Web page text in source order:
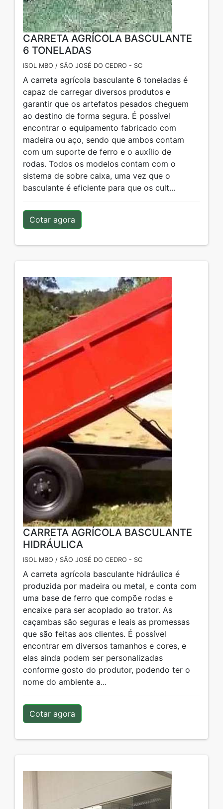
CARRETA AGRÍCOLA BASCULANTE
6 TONELADAS
ISOL MBO / SÃO JOSÉ DO CEDRO - SC
A carreta agrícola basculante 6 toneladas é
capaz de carregar diversos produtos e
garantir que os artefatos pesados cheguem
ao destino de forma segura. É possível
encontrar o equipamento fabricado com
madeira ou aço, sendo que ambos contam
com um suporte de ferro e o auxílio de
rodas. Todos os modelos contam com o
sistema de sobre caixa, uma vez que o
basculante é eficiente para que os cult...
Cotar agora
CARRETA AGRÍCOLA BASCULANTE
HIDRÁULICA
ISOL MBO / SÃO JOSÉ DO CEDRO - SC
A carreta agrícola basculante hidráulica é
produzida por madeira ou metal, e conta com
uma base de ferro que compõe rodas e
encaixe para ser acoplado ao trator. As
caçambas são seguras e leais as promessas
que são feitas aos clientes. É possível
encontrar em diversos tamanhos e cores, e
elas ainda podem ser personalizadas
conforme gosto do produtor, podendo ter o
nome do ambiente a...
Cotar agora